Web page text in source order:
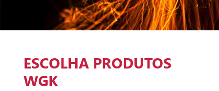
ESCOLHA PRODUTOS
WGK